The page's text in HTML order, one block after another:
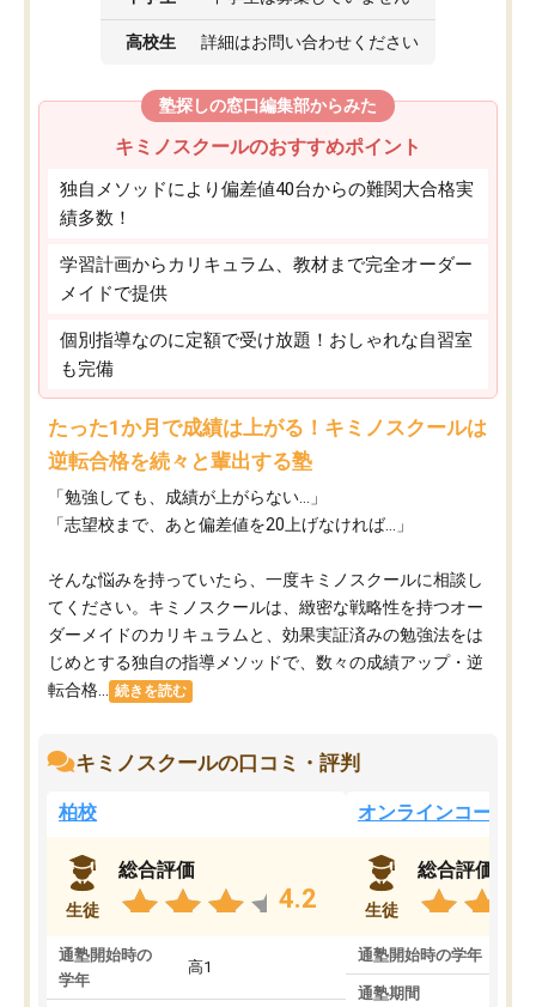
高校生 詳細はお問い合わせください
塾探しの窓口編集部からみた
キミノスクールのおすすめポイント
独自メソッドにより偏差値40台からの難関大合格実
績多数！
学習計画からカリキュラム、教材まで完全オーダー
メイドで提供
個別指導なのに定額で受け放題！おしゃれな自習室
も完備
たった1か月で成績は上がる！キミノスクールは
逆転合格を続々と輩出する塾
「勉強しても、成績が上がらない…」
「志望校まで、あと偏差値を20上げなければ…」
そんな悩みを持っていたら、一度キミノスクールに相談し
てください。キミノスクールは、緻密な戦略性を持つオー
ダーメイドのカリキュラムと、効果実証済みの勉強法をは
じめとする独自の指導メソッドで、数々の成績アップ・逆
転合格...
続きを読む
キミノスクールの口コミ・評判
柏校
生徒
総合評価
4.2
通塾開始時の
学年
高1
オンラインコース
生徒
総合評価
通塾開始時の学年
通塾期間